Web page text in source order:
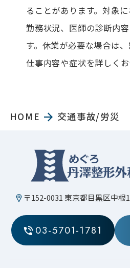
ることがあります。対象
勤務状況、医師の診断内
す。休業が必要な場合は
仕事内容や症状を詳しくお
HOME 交通事故/労災
〒152-0031 東京都目黒区中根
03-5701-1781